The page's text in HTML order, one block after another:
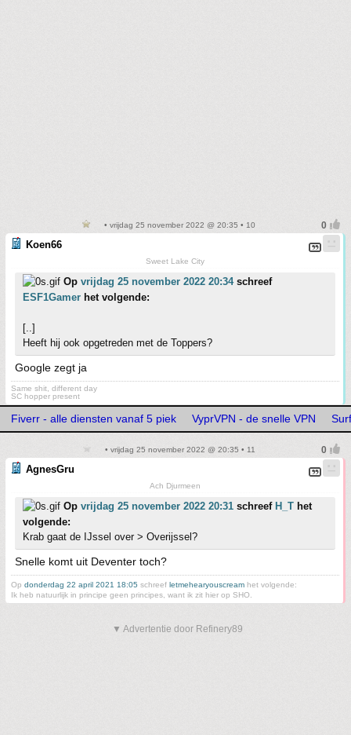
• vrijdag 25 november 2022 @ 20:35 • 10
Koen66
Sweet Lake City
Op vrijdag 25 november 2022 20:34schreef
ESF1Gamer het volgende:
[..]
Heeft hij ook opgetreden met de Toppers?
Google zegt ja
Same shit, different day
SC hopper present
Fiverr - alle diensten vanaf 5 piek VyprVPN - de snelle VPN
• vrijdag 25 november 2022 @ 20:35 • 11
AgnesGru
Ach Djurmeen
Op vrijdag 25 november 2022 20:31 schreef H_T het
volgende:
Krab gaat de IJssel over > Overijssel?
Snelle komt uit Deventer toch?
Op donderdag 22 april 2021 18:05 schreef letmehearyouscream het volgende:
Ik heb natuurlijk in principe geen principes, want ik zit hier op SHO.
▼ Advertentie door Refinery89